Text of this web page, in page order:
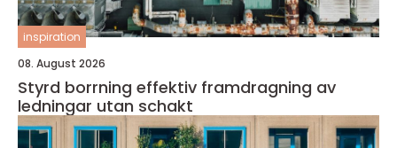
inspiration
08. August 2026
Styrd borrning effektiv framdragning av
ledningar utan schakt